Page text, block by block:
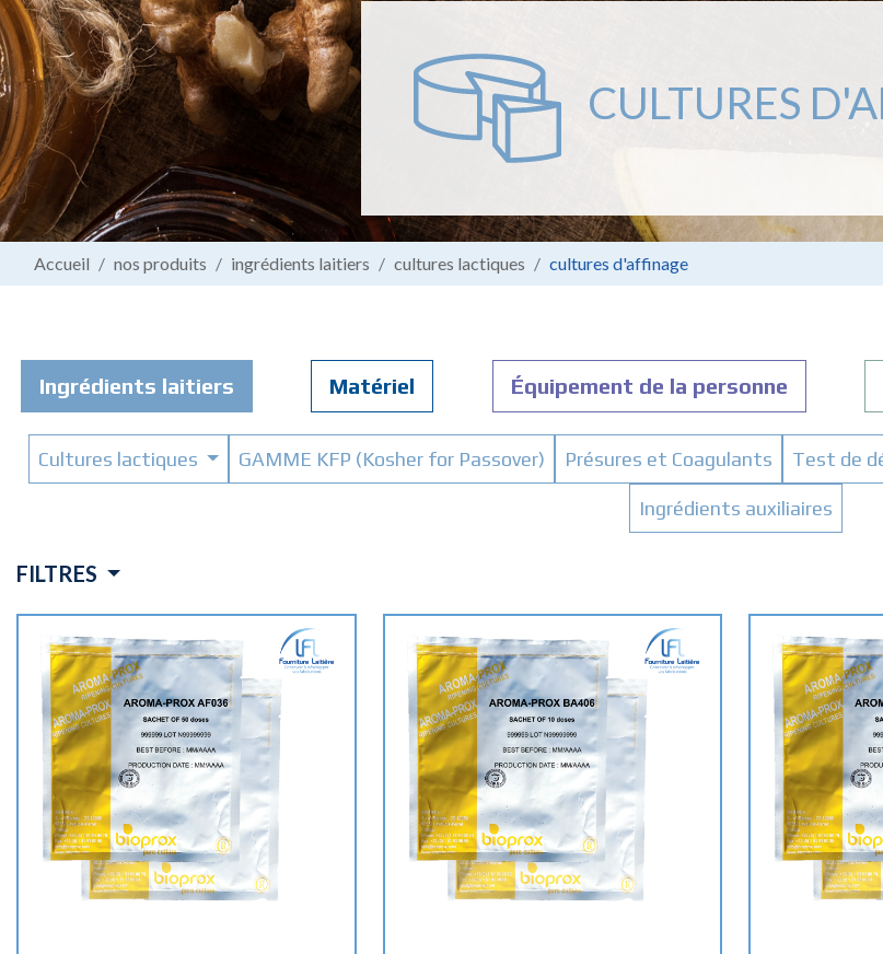
CULTURES
Accueil nos produits ingrédients laitiers cultures lactiques cultures d'affinage
Ingrédients laitiers Matériel Équipement de la personne
Cultures lactiques GAMME KFP (Kosher for Passover) Présures et Coagulants Test de
Ingrédients auxiliaires
FILTRES